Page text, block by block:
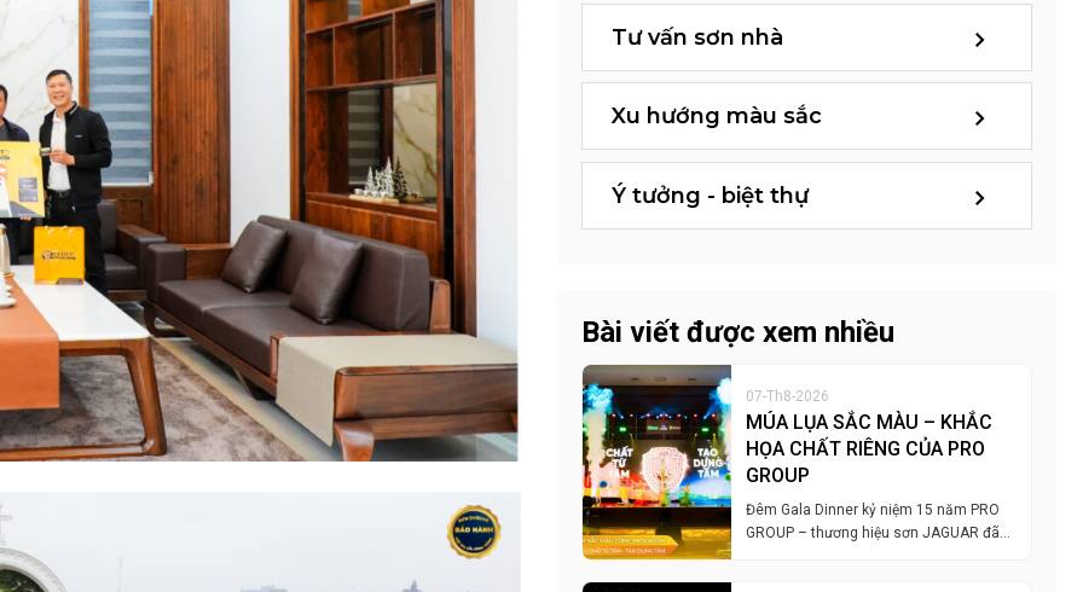
Tư vấn sơn nhà
Xu hướng màu sắc
Ý tưởng - biệt thự
Bài viết được xem nhiều
07-Th8-2026
MÚA LỤA SẮC MÀU – KHẮC
HỌA CHẤT RIÊNG CỦA PRO
GROUP
Đêm Gala Dinner kỷ niệm 15 năm PRO
GROUP – thương hiệu sơn JAGUAR đã…